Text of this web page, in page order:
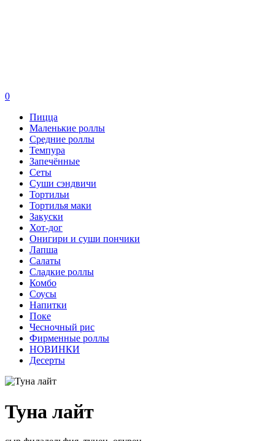
0
Пицца
Маленькие роллы
Средние роллы
Темпура
Запечённые
Сеты
Суши сэндвичи
Тортильи
Тортилья маки
Закуски
Хот-дог
Онигири и суши пончики
Лапша
Салаты
Сладкие роллы
Комбо
Соусы
Напитки
Поке
Чесночный рис
Фирменные роллы
НОВИНКИ
Десерты
Туна лайт